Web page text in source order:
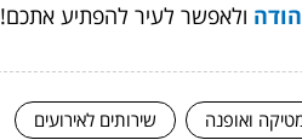
ולאפשר לעיר להפתיע אתכם!
ואופנה שירותים לאירועים